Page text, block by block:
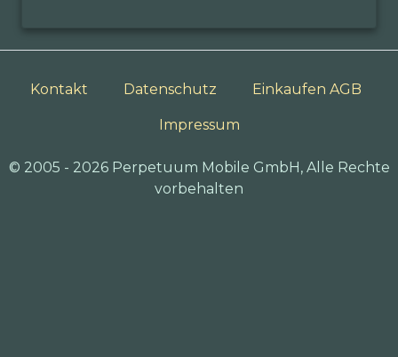
Kontakt Datenschutz Einkaufen AGB
Impressum
© 2005 - 2026 Perpetuum Mobile GmbH, Alle Rechte
vorbehalten